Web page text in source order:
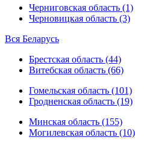
Черниговская область (1)
Черновицкая область (3)
Вся Беларусь
Брестская область (44)
Витебская область (66)
Гомельская область (101)
Гродненская область (19)
Минская область (155)
Могилевская область (10)